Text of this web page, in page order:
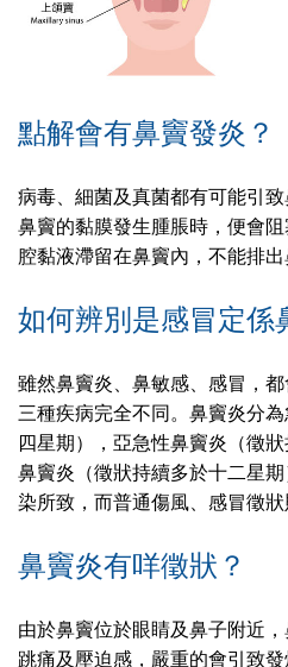
點解會有鼻竇發炎？
病毒、細菌及真菌都有可能引
鼻竇的黏膜發生腫脹時，便會
腔黏液滯留在鼻竇內，不能排出
如何辨別是感冒定係
雖然鼻竇炎、鼻敏感、感冒，
三種疾病完全不同。鼻竇炎分
四星期），亞急性鼻竇炎（徵
鼻竇炎（徵狀持續多於十二星
染所致，而普通傷風、感冒徵狀
鼻竇炎有咩徵狀？
由於鼻竇位於眼睛及鼻子附近
跳痛及壓迫感，嚴重的會引致